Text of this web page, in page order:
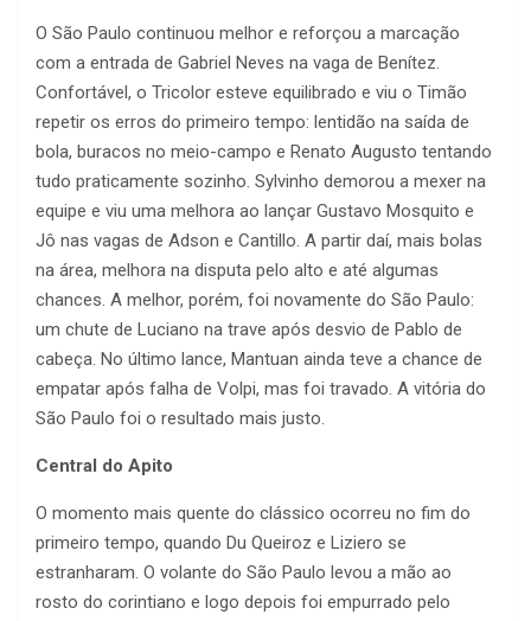
O São Paulo continuou melhor e reforçou a marcação
com a entrada de Gabriel Neves na vaga de Benítez.
Confortável, o Tricolor esteve equilibrado e viu o Timão
repetir os erros do primeiro tempo: lentidão na saída de
bola, buracos no meio-campo e Renato Augusto tentando
tudo praticamente sozinho. Sylvinho demorou a mexer na
equipe e viu uma melhora ao lançar Gustavo Mosquito e
Jô nas vagas de Adson e Cantillo. A partir daí, mais bolas
na área, melhora na disputa pelo alto e até algumas
chances. A melhor, porém, foi novamente do São Paulo:
um chute de Luciano na trave após desvio de Pablo de
cabeça. No último lance, Mantuan ainda teve a chance de
empatar após falha de Volpi, mas foi travado. A vitória do
São Paulo foi o resultado mais justo.
Central do Apito
O momento mais quente do clássico ocorreu no fim do
primeiro tempo, quando Du Queiroz e Liziero se
estranharam. O volante do São Paulo levou a mão ao
rosto do corintiano e logo depois foi empurrado pelo